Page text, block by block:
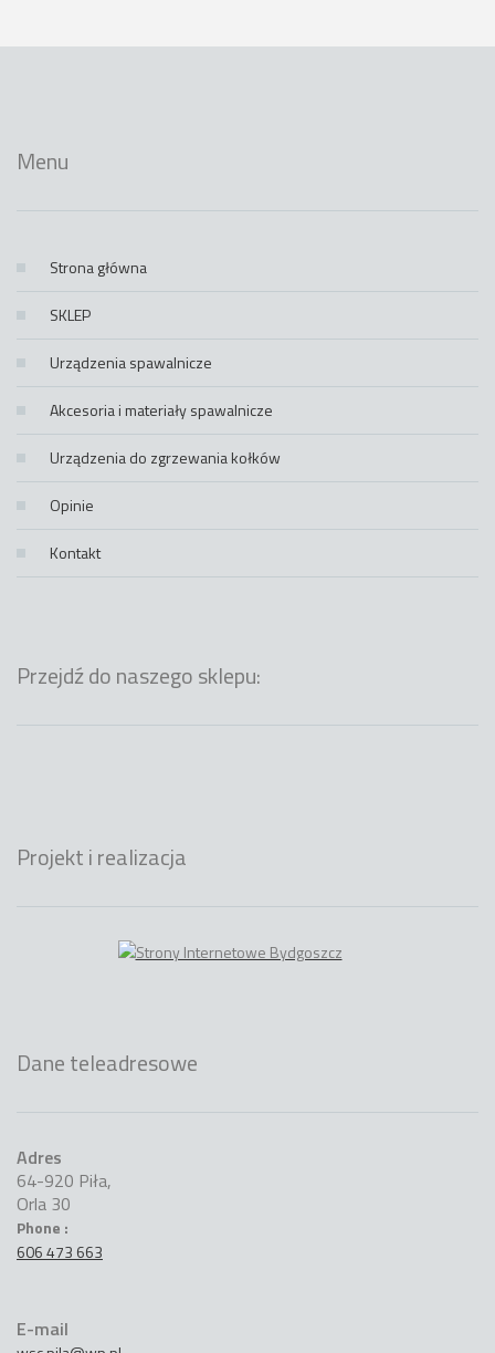
Menu
Strona główna
SKLEP
Urządzenia spawalnicze
Akcesoria i materiały spawalnicze
Urządzenia do zgrzewania kołków
Opinie
Kontakt
Przejdź do naszego sklepu:
Projekt i realizacja
Dane teleadresowe
Adres
64-920 Piła,
Orla 30
Phone :
606 473 663
E-mail